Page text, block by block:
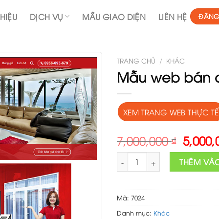
DỊCH VỤ MẪU GIAO DIỆN LIÊN HỆ
TRANG CHỦ / KHÁC
Mẫu web bán
XEM TRANG WEB THỰC TẾ
7,000,000₫
price
was:
Mẫu web bán cửa nhôm số
THÊM
Mã: 7024
Danh mục: Khác